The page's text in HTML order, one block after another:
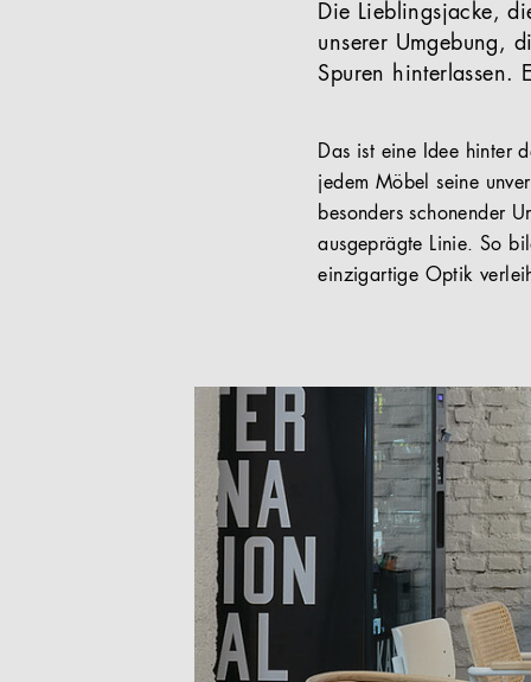
Die Lieblingsjacke,
unserer Umgebung,
Spuren hinterlassen.
Das ist eine Idee hinter
jedem Möbel seine
besonders schonender
ausgeprägte Linie. So
einzigartige Optik